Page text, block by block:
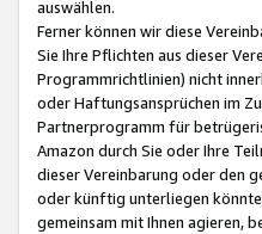
auswählen.
Ferner können wir diese
Sie Ihre Pflichten aus dieser
Programmrichtlinien) nicht
oder Haftungsansprüchen im
Partnerprogramm für
Amazon durch Sie oder Ihre
dieser Vereinbarung oder den
oder künftig unterliegen
gemeinsam mit Ihnen agieren,